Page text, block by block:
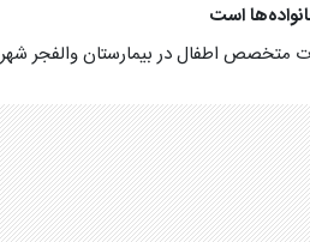
است
متخصص اطفال در بیمارستان